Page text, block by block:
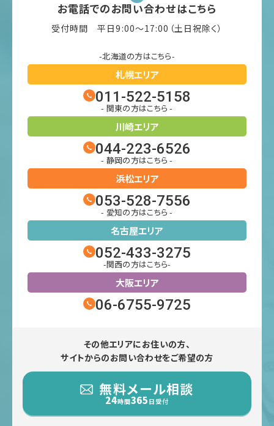
お電話でのお問い合わせはこちら
受付時間 平日9:00〜17:00（土日祝除く）
-北海道の方はこちら-
札幌エリア
011-522-5158
- 関東の方はこちら -
川崎エリア
044-223-6526
- 静岡の方はこちら -
浜松エリア
053-528-7556
- 愛知の方はこちら -
名古屋エリア
052-433-3275
-関西の方はこちら-
大阪エリア
06-6755-9725
その他エリアにお住いの方、
サイトからのお問い合わせをご希望の方
無料メール相談
24時間365 日受付